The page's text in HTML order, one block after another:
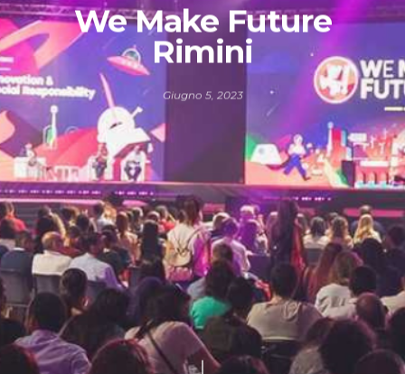
We Make Future
Rimini
Giugno 5, 2023